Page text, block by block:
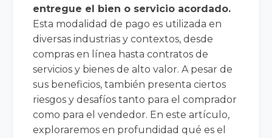
entregue el bien o servicio acordado.
Esta modalidad de pago es utilizada en
diversas industrias y contextos, desde
compras en línea hasta contratos de
servicios y bienes de alto valor. A pesar de
sus beneficios, también presenta ciertos
riesgos y desafíos tanto para el comprador
como para el vendedor. En este artículo,
exploraremos en profundidad qué es el